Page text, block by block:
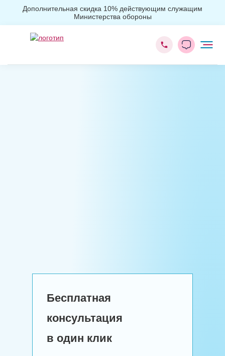
Дополнительная скидка 10% действующим служащим
Министерства обороны
Бесплатная
консультация
в один клик